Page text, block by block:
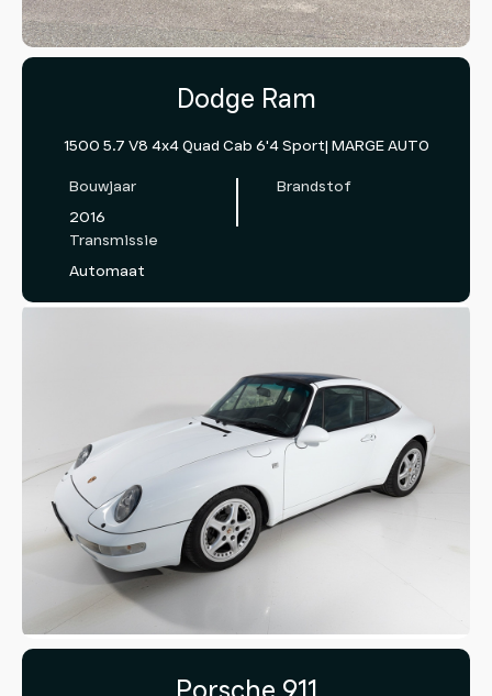
Dodge Ram
1500 5.7 V8 4x4 Quad Cab 6'4 Sport| MARGE AUTO
Bouwjaar
2016
Brandstof
Transmissie
Automaat